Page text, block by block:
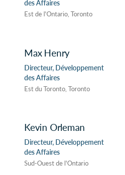
des Affaires
Est de l'Ontario, Toronto
Max Henry
Directeur, Développement
des Affaires
Est du Toronto, Toronto
Kevin Orleman
Directeur, Développement
des Affaires
Sud-Ouest de l'Ontario